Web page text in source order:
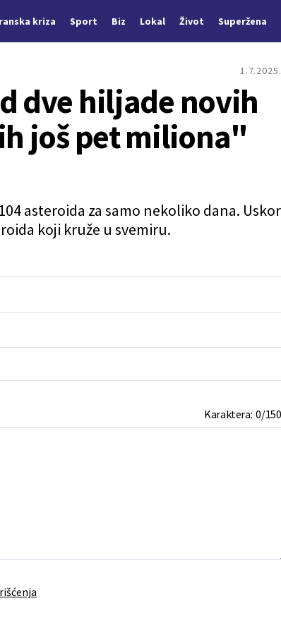
kriza Sport Biz Lokal Život Superžena
1.7.2025.
dve hiljade novih
još pet miliona"
asteroida za samo nekoliko dana.
koji kruže u svemiru.
Karaktera:0/